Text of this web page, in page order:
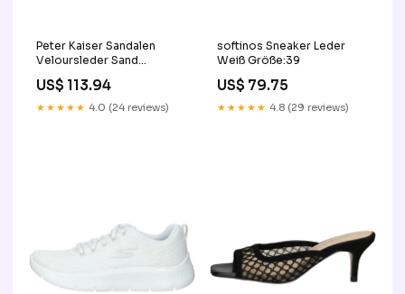
Peter Kaiser Sandalen
Veloursleder Sand
Größe:40
US$ 113.94
★★★★★ 4.0 (24 reviews)
softinos Sneaker Leder
Weiß Größe:39
US$ 79.75
★★★★★ 4.8 (29 reviews)